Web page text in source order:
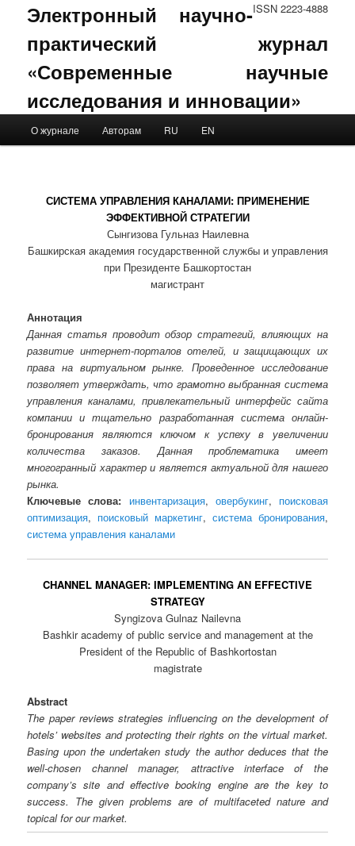
ISSN 2223-4888
Электронный научно-
практический журнал
«Современные научные
исследования и инновации»
Skip to primary content
Skip to secondary content
О журнале Авторам RU EN
СИСТЕМА УПРАВЛЕНИЯ КАНАЛАМИ: ПРИМЕНЕНИЕ
ЭФФЕКТИВНОЙ СТРАТЕГИИ
Сынгизова Гульназ Наилевна
Башкирская академия государственной службы и управления
при Президенте Башкортостан
магистрант
Аннотация
Данная статья проводит обзор стратегий, влияющих на
развитие интернет-порталов отелей, и защищающих их
права на виртуальном рынке. Проведенное исследование
позволяет утверждать, что грамотно выбранная система
управления каналами, привлекательный интерфейс сайта
компании и тщательно разработанная система онлайн-
бронирования являются ключом к успеху в увеличении
количества заказов. Данная проблематика имеет
многогранный характер и является актуальной для нашего
рынка.
Ключевые слова: инвентаризация, овербукинг, поисковая
оптимизация, поисковый маркетинг, система бронирования,
система управления каналами
CHANNEL MANAGER: IMPLEMENTING AN EFFECTIVE
STRATEGY
Syngizova Gulnaz Nailevna
Bashkir academy of public service and management at the
President of the Republic of Bashkortostan
magistrate
Abstract
The paper reviews strategies influencing on the development of
hotels’ websites and protecting their rights on the virtual market.
Basing upon the undertaken study the author deduces that the
well-chosen channel manager, attractive interface of the
company’s site and effective booking engine are the key to
success. The given problems are of multifaceted nature and
topical for our market.